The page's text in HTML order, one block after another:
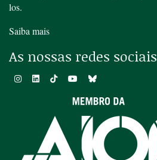
los.
Saiba mais
As nossas redes sociais